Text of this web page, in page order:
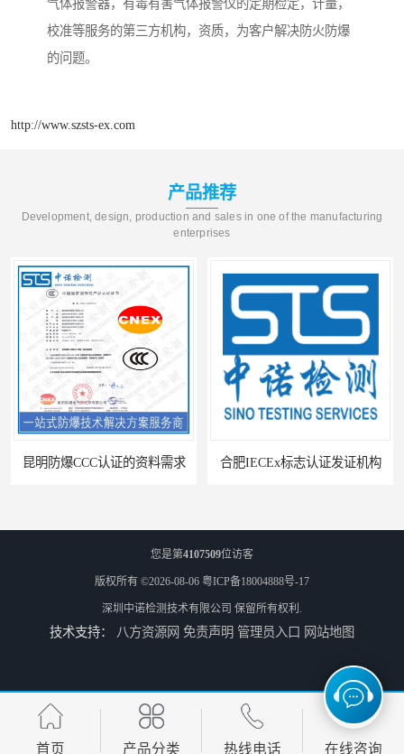
气体报警器，有毒有害气体报警仪的定期检定，计量，
校准等服务的第三方机构，资质，为客户解决防火防爆
的问题。
http://www.szsts-ex.com
产品推荐
Development, design, production and sales in one of the manufacturing
enterprises
昆明防爆CCC认证的资料需求 合肥IECEx标志认证发证机构
海口防爆电器设备维修资质办理周期 西宁防爆电器设备维修资质办理流程
您是第4107509位访客
版权所有 ©2026-08-06 粤ICP备18004888号-17
深圳中诺检测技术有限公司 保留所有权利.
技术支持： 八方资源网 免责声明 管理员入口 网站地图
首页 产品分类 热线电话 在线咨询